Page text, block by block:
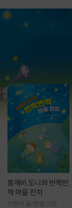
똥깨비 도니와 반짝반
짝 마을 잔치
이현아 글/핸짱 그림